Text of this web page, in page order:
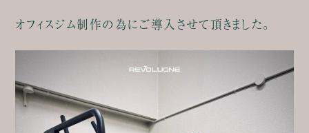
オフィスジム制作の為にご導入させて頂きました。